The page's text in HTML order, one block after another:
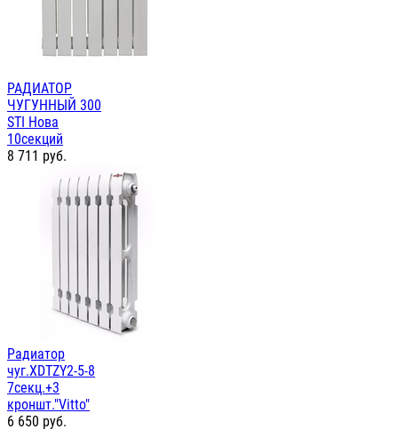
РАДИАТОР
ЧУГУННЫЙ 300
STI Нова
10секций
8 711 руб.
Радиатор
чуг.XDTZY2-5-8
7секц.+3
кроншт."Vitto"
6 650 руб.